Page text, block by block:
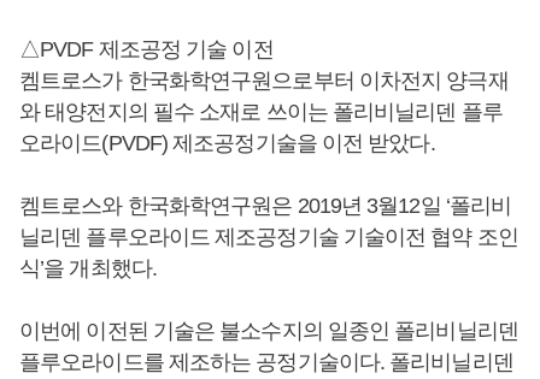
△PVDF 제조공정 기술 이전
켐트로스가 한국화학연구원으로부터 이차전지 양극재
와 태양전지의 필수 소재로 쓰이는 폴리비닐리덴 플루
오라이드(PVDF) 제조공정기술을 이전 받았다.
켐트로스와 한국화학연구원은 2019년 3월12일 ‘폴리비
닐리덴 플루오라이드 제조공정기술 기술이전 협약 조인
식’을 개최했다.
이번에 이전된 기술은 불소수지의 일종인 폴리비닐리덴
플루오라이드를 제조하는 공정기술이다. 폴리비닐리덴